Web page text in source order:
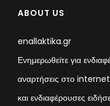
ABOUT US
enallaktika.gr
Ενημερωθείτε για
αναρτήσεις στο
και ενδιαφέρουσες